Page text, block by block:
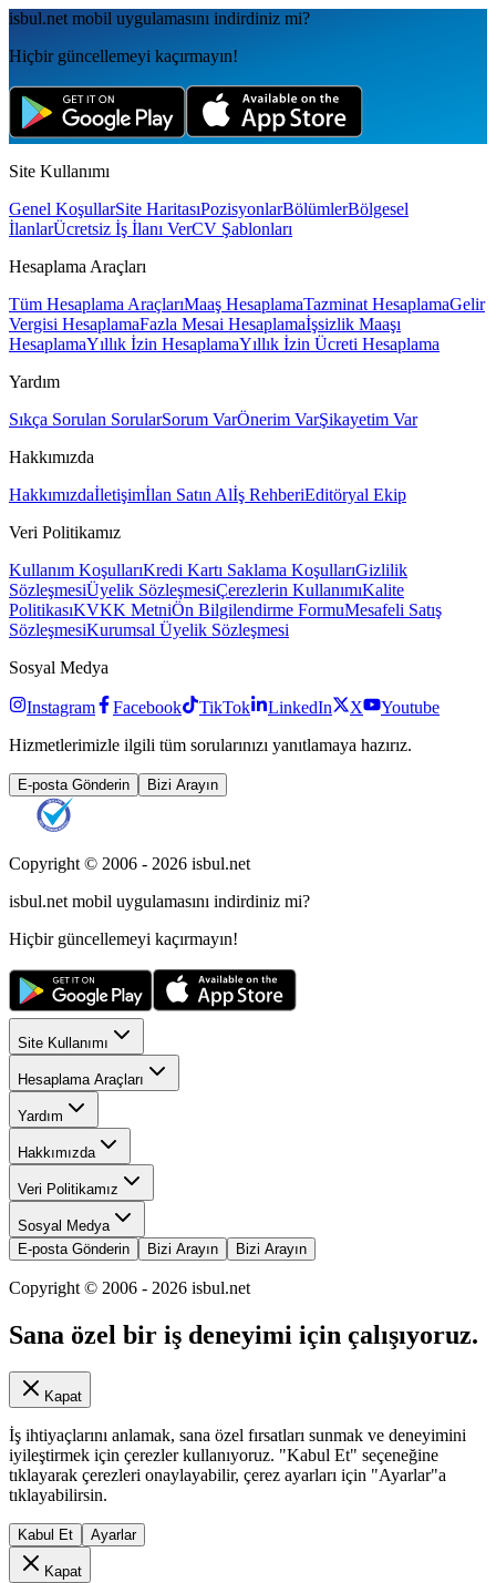
isbul.net mobil uygulamаsını indirdiniz mi?
Hiçbir güncellemeyi kaçırmayın!
Site Kullanımı
Genel KoşullarSite HaritasıPozisyonlarBölümlerBölgesel
İlanlarÜcretsiz İş İlanı VerCV Şablonları
Hesaplama Araçları
Tüm Hesaplama AraçlarıMaaş HesaplamaTazminat HesaplamaGelir
Vergisi HesaplamaFazla Mesai Hesaplamaİşsizlik Maaşı
HesaplamaYıllık İzin HesaplamaYıllık İzin Ücreti Hesaplama
Yardım
Sıkça Sorulan SorularSorum VarÖnerim VarŞikayetim Var
Hakkımızda
Hakkımızdaİletişimİlan Satın Alİş RehberiEditöryal Ekip
Veri Politikamız
Kullanım KoşullarıKredi Kartı Saklama KoşullarıGizlilik
SözleşmesiÜyelik SözleşmesiÇerezlerin KullanımıKalite
PolitikasıKVKK MetniÖn Bilgilendirme FormuMesafeli Satış
SözleşmesiKurumsal Üyelik Sözleşmesi
Sosyal Medya
Instagram Facebook TikTok LinkedIn X
Youtube
Hizmetlerimizle ilgili tüm sorularınızı yanıtlamaya hazırız.
E-posta Gönderin Bizi Arayın
Copyright © 2006 - 2026 isbul.net
isbul.net mobil uygulamasını indirdiniz mi?
Hiçbir güncellemeyi kaçırmayın!
Site Kullanımı
Hesaplama Araçları
Yardım
Hakkımızda
Veri Politikamız
Sosyal Medya
E-posta Gönderin
Bizi Arayın Bizi Arayın
Copyright © 2006 - 2026 isbul.net
Sana özel bir iş deneyimi için çalışıyoruz.
Kapat
İş ihtiyaçlarını anlamak, sana özel fırsatları sunmak ve deneyimini
iyileştirmek için çerezler kullanıyoruz. "Kabul Et" seçeneğine
tıklayarak çerezleri onaylayabilir, çerez ayarları için "Ayarlar"a
tıklayabilirsin.
Kabul Et Ayarlar
Kapat